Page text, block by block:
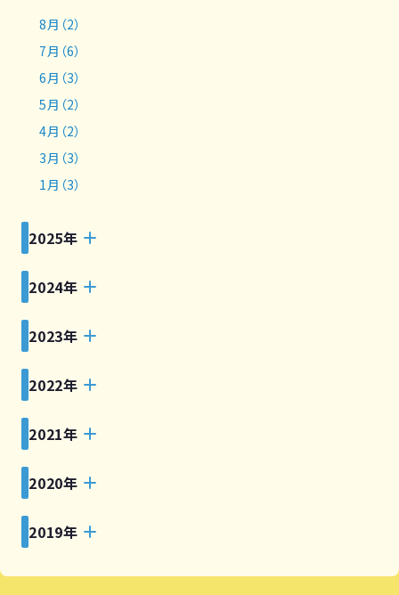
8月（2）
7月（6）
6月（3）
5月（2）
4月（2）
3月（3）
1月（3）
2025年
2024年
2023年
2022年
2021年
2020年
2019年